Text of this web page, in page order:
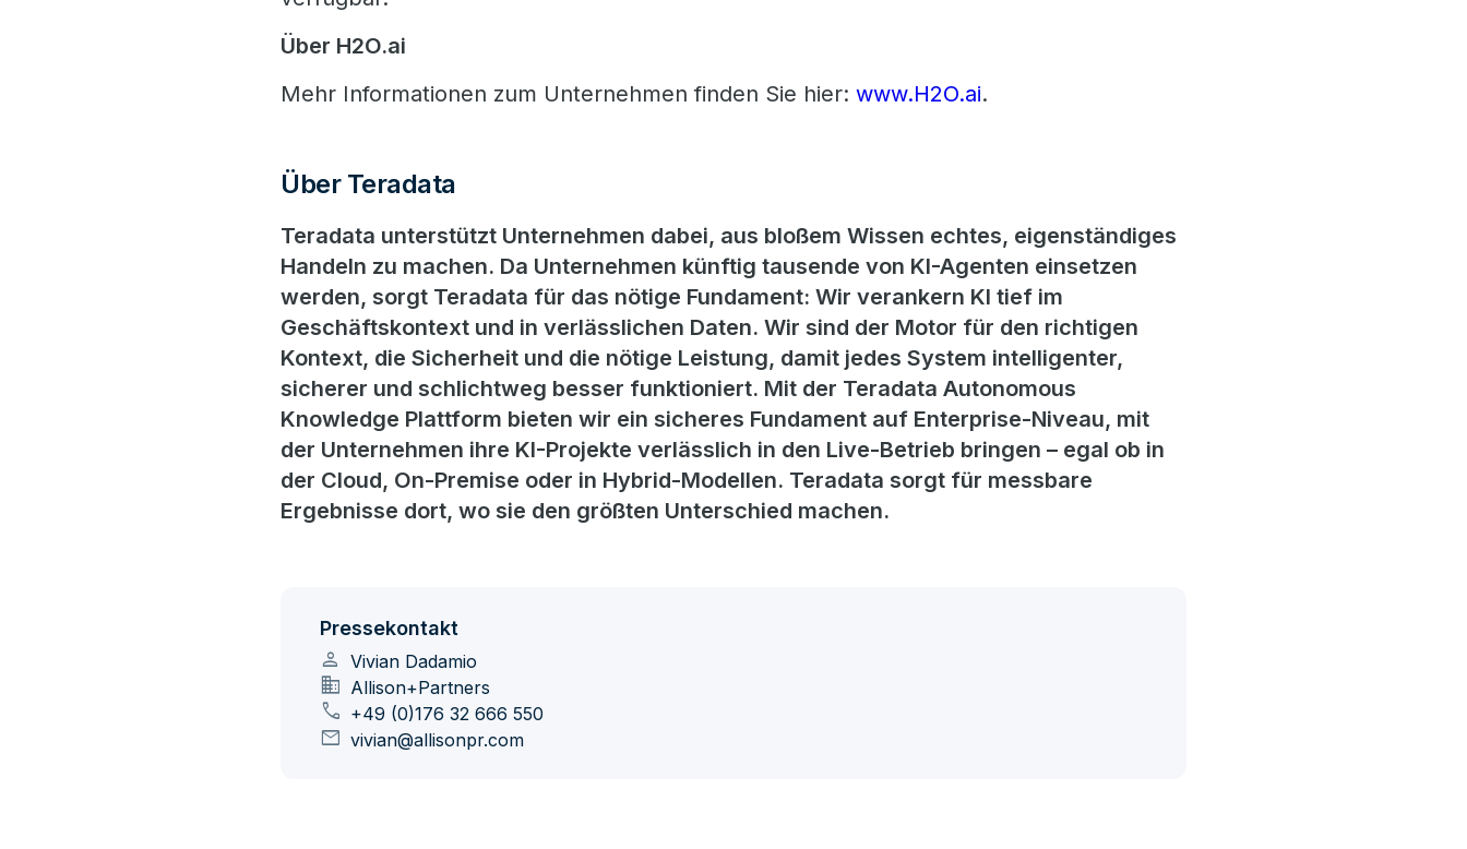
Über H2O.ai
Mehr Informationen zum Unternehmen finden Sie hier:www.H2O.ai.
Über Teradata
Teradata unterstützt Unternehmen dabei, aus bloßem Wissen echtes, eigenständiges
Handeln zu machen. Da Unternehmen künftig tausende von KI-Agenten einsetzen
werden, sorgt Teradata für das nötige Fundament: Wir verankern KI tief im
Geschäftskontext und in verlässlichen Daten. Wir sind der Motor für den richtigen
Kontext, die Sicherheit und die nötige Leistung, damit jedes System intelligenter,
sicherer und schlichtweg besser funktioniert. Mit der Teradata Autonomous
Knowledge Plattform bieten wir ein sicheres Fundament auf Enterprise-Niveau, mit
der Unternehmen ihre KI-Projekte verlässlich in den Live-Betrieb bringen – egal ob in
der Cloud, On-Premise oder in Hybrid-Modellen. Teradata sorgt für messbare
Ergebnisse dort, wo sie den größten Unterschied machen.
Pressekontakt
person Vivian Dadamio
domain Allison+Partners
call +49 (0)176 32 666 550
mail vivian@allisonpr.com